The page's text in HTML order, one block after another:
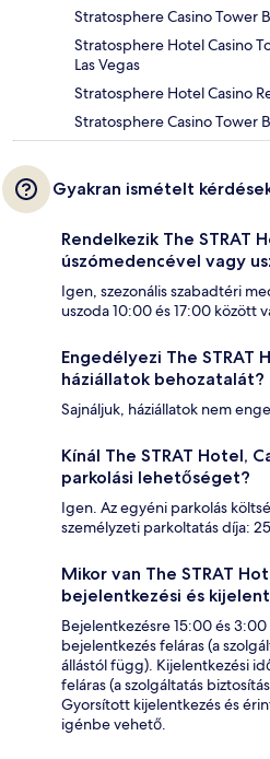
Stratosphere Casino Tower
Stratosphere Hotel Casino
Las Vegas
Stratosphere Hotel Casino
Stratosphere Casino Tower
Gyakran ismételt
Rendelkezik The STRAT
úszómedencével vagy
Igen, szezonális szabadtéri
uszoda 10:00 és 17:00 között
Engedélyezi The STRAT
háziállatok behozatalát?
Sajnáljuk, háziállatok nem
Kínál The STRAT Hotel,
parkolási lehetőséget?
Igen. Az egyéni parkolás
személyzeti parkoltatás díja:
Mikor van The STRAT
bejelentkezési és
Bejelentkezésre 15:00 és
bejelentkezés feláras (a
állástól függ). Kijelentkezési
feláras (a szolgáltatás
Gyorsított kijelentkezés és
igénbe vehető.